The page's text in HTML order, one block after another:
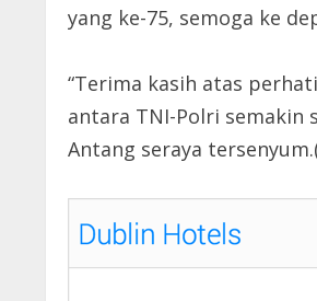
yang ke-75, semoga ke
“Terima kasih atas
antara TNI-Polri semakin
Antang seraya